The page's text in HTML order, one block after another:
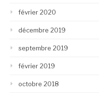
février 2020
décembre 2019
septembre 2019
février 2019
octobre 2018